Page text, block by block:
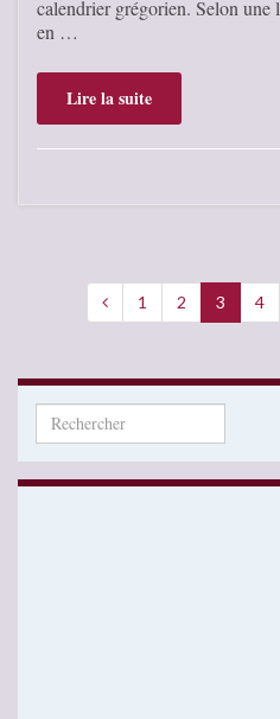
calendrier grégorien. Selon une
en …
Lire la suite
1 2 3 4
Search for: